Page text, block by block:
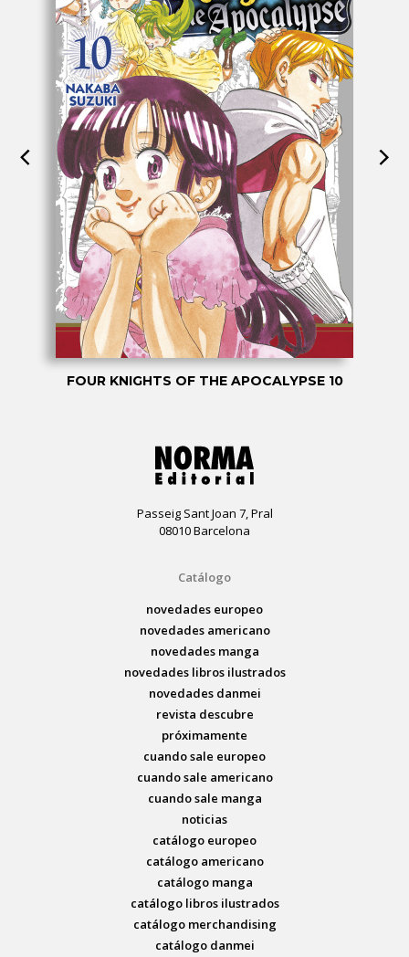
FOUR KNIGHTS OF THE APOCALYPSE 10
Passeig Sant Joan 7, Pral
08010 Barcelona
Catálogo
novedades europeo
novedades americano
novedades manga
novedades libros ilustrados
novedades danmei
revista descubre
próximamente
cuando sale europeo
cuando sale americano
cuando sale manga
noticias
catálogo europeo
catálogo americano
catálogo manga
catálogo libros ilustrados
catálogo merchandising
catálogo danmei